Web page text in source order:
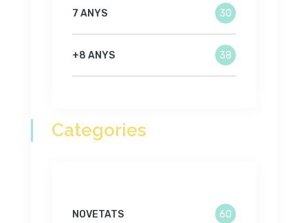
7 ANYS 30
+8 ANYS 38
Categories
NOVETATS 60